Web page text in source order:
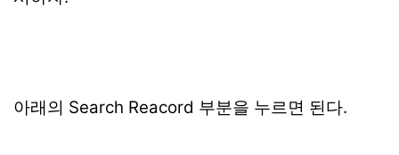
아래의 Search Reacord 부분을 누르면 된다.